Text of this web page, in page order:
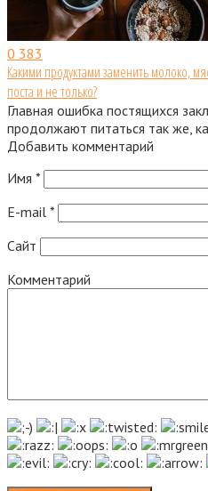
0 383
Какими продуктами заменить молоко,
поста и не только?
Главная ошибка постящихся
продолжают питаться так же,
Добавить комментарий
Имя *
E-mail *
Сайт
Комментарий